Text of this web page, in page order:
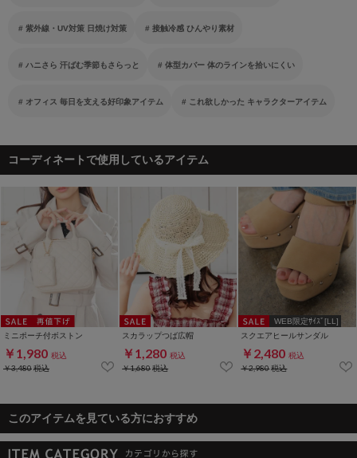
紫外線・UV対策 日焼け対策 接触冷感 ひんやり素材
ハニさら 汗ばむ季節もさらっと 体型カバー 体のラインを拾いにくい
オフィス 毎日を支える好印象アイテム これ欲しかった キャラクターアイテム
コーディネートで使用しているアイテム
ミニポーチ付ボストン
￥1,980 税込
￥3,480税込
スカラップつば広帽
￥1,280 税込
￥1,680税込
WEB限定ｻｲｽﾞ[LL]
スクエアヒールサンダル
￥2,480 税込
￥2,980税込
このアイテムを見ている方におすすめ